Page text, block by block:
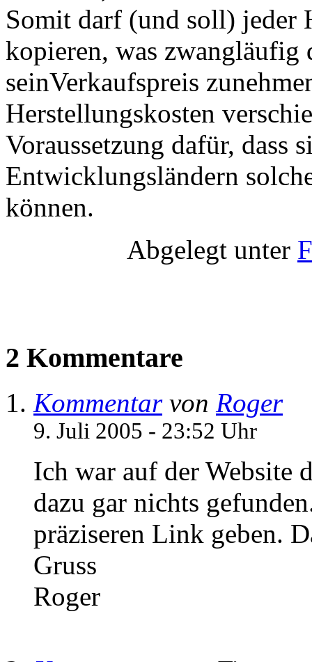
Somit darf (und soll) jeder
kopieren, was zwangläufig
seinVerkaufspreis
Herstellungskosten
Voraussetzung dafür, dass
Entwicklungsländern
können.
Abgelegt unter
2 Kommentare
Kommentarvon Roger
9. Juli 2005 - 23:52 Uhr
Ich war auf der Website
dazu gar nichts
präziseren Link geben.
Gruss
Roger